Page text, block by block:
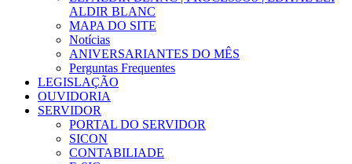
ALDIR BLANC
MAPA DO SITE
Notícias
ANIVERSARIANTES DO MÊS
Perguntas Frequentes
LEGISLAÇÃO
OUVIDORIA
SERVIDOR
PORTAL DO SERVIDOR
SICON
CONTABILIADE